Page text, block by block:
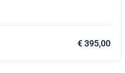
€ 395,00